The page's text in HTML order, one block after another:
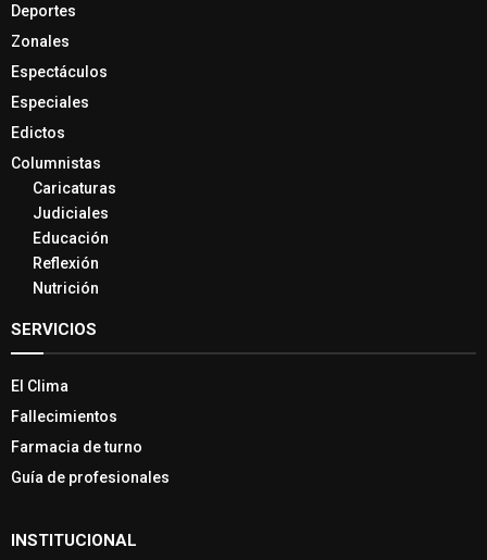
Deportes
Zonales
Espectáculos
Especiales
Edictos
Columnistas
Caricaturas
Judiciales
Educación
Reflexión
Nutrición
SERVICIOS
El Clima
Fallecimientos
Farmacia de turno
Guía de profesionales
INSTITUCIONAL